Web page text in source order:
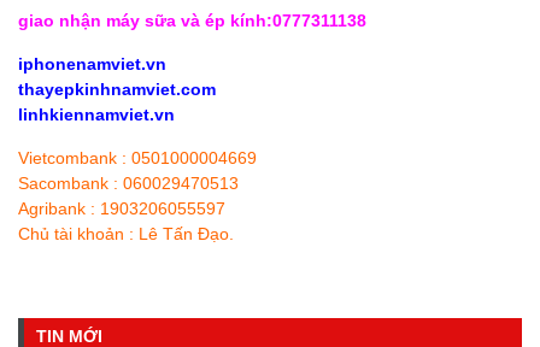
giao nhận máy sữa và ép kính:0777311138
iphonenamviet.vn
thayepkinhnamviet.com
linhkiennamviet.vn
Vietcombank : 0501000004669
Sacombank : 060029470513
Agribank : 1903206055597
Chủ tài khoản : Lê Tấn Đạo.
TIN MỚI